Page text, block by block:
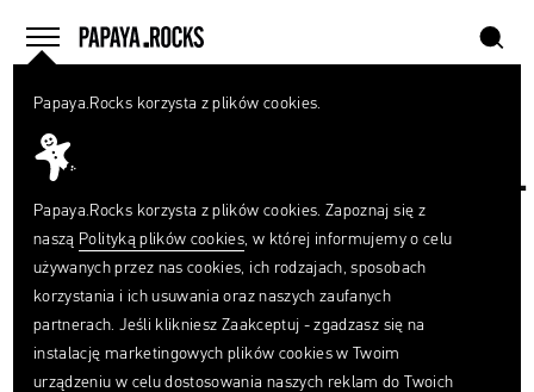
menu
home szukaj
#UNLOCKYOURPOTENTIAL
Serial
Papaya.Rocks korzysta z plików cookies.
Papaya.Rocks korzysta z plików cookies. Zapoznaj się z
naszą Polityką plików cookies, w której informujemy o celu
używanych przez nas cookies, ich rodzajach, sposobach
korzystania i ich usuwania oraz naszych zaufanych
partnerach. Jeśli klikniesz Zaakceptuj - zgadzasz się na
instalację marketingowych plików cookies w Twoim
urządzeniu w celu dostosowania naszych reklam do Twoich
Czego
szukasz?